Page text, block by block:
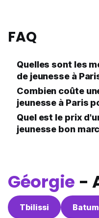
FAQ
Quelles sont les
de jeunesse à
Combien coûte
jeunesse à Paris
Quel est le prix
jeunesse bon
Géorgie -
Tbilissi